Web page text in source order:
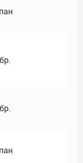
бр.
бр.